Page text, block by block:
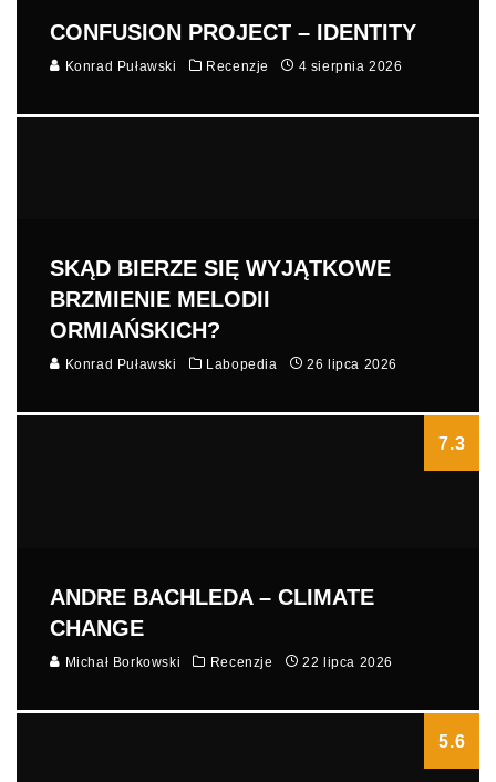
CONFUSION PROJECT – IDENTITY
Konrad Puławski Recenzje 4 sierpnia 2026
SKĄD BIERZE SIĘ WYJĄTKOWE
BRZMIENIE MELODII
ORMIAŃSKICH?
Konrad Puławski Labopedia 26 lipca 2026
7.3
ANDRE BACHLEDA – CLIMATE
CHANGE
Michał Borkowski Recenzje 22 lipca 2026
5.6